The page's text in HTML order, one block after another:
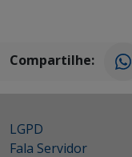
Compartilhe:
LGPD
Fala Servidor